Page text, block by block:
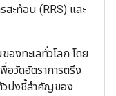
ะท้อน (RRS) และ
งทะเลทั่วโลก โดย
อวัดอัตราการตรึง
วบ่งชี้สำคัญของ